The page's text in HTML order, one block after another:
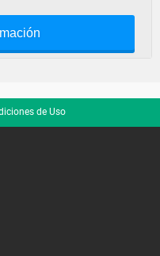
de Uso